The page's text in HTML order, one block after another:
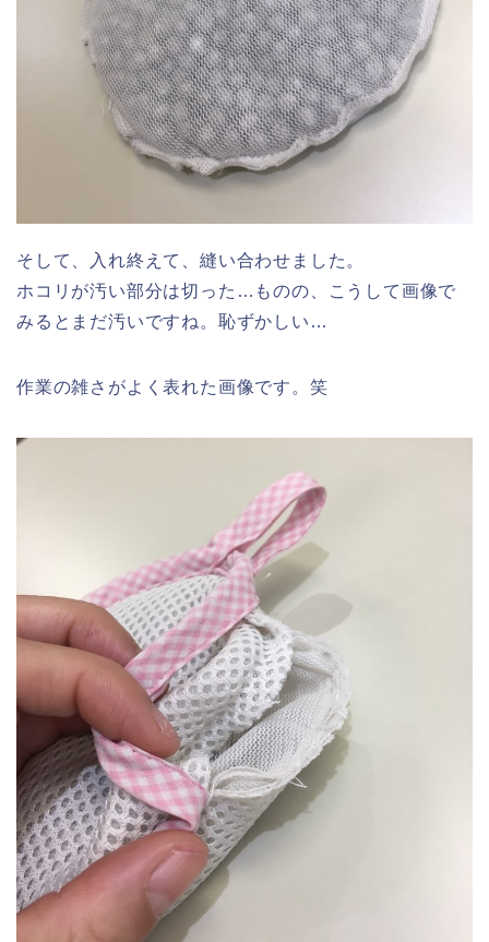
そして、入れ終えて、縫い合わせました。
ホコリが汚い部分は切った…ものの、こうして画像で
みるとまだ汚いですね。恥ずかしい…
作業の雑さがよく表れた画像です。笑